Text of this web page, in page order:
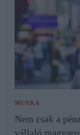
MUNKA
Nem csak a
vállaló